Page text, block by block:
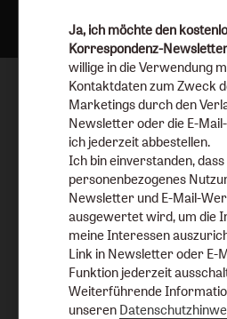
Ja, ich möchte den
Korrespondenz-
willige in die Verwendung
Kontaktdaten zum Zweck
Marketings durch den
Newsletter oder die E-
ich jederzeit abbestellen.
Ich bin einverstanden,
personenbezogenes
Newsletter und E-Mail-
ausgewertet wird, um die
meine Interessen
Link in Newsletter oder E-
Funktion jederzeit
Weiterführende
unseren